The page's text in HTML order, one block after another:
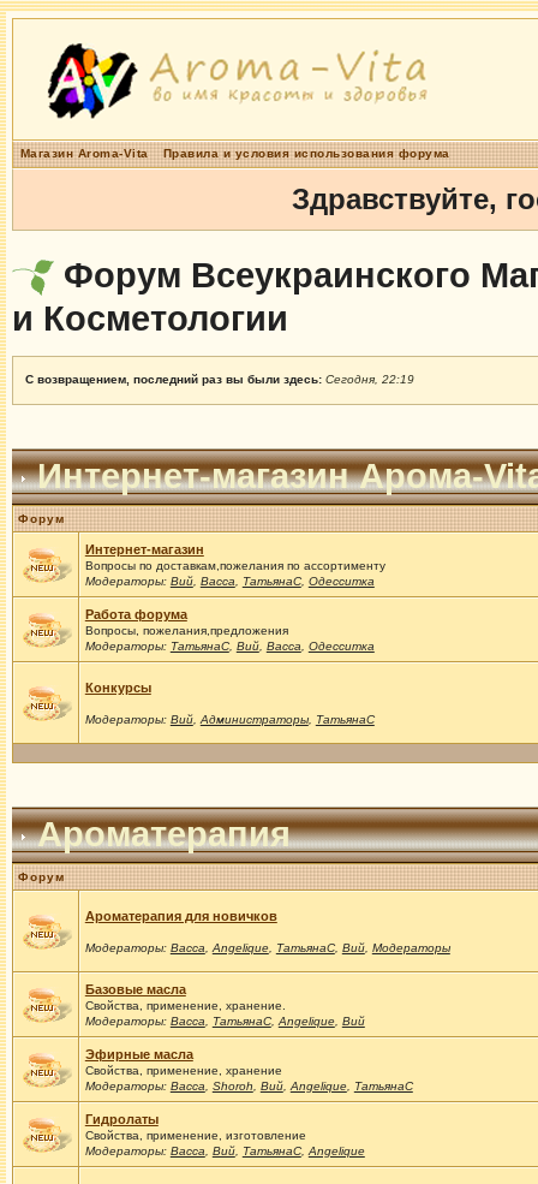
Магазин Aroma-Vita Правила и условия использования форума
Здравствуйте,
Форум Всеукраинского
и Косметологии
С возвращением, последний раз вы были здесь: Сегодня, 22:19
Интернет-магазин Арома-
Форум
Интернет-магазин
Вопросы по доставкам,пожелания по ассортименту
Модераторы: Вий, Васса ТатьянаС, Одесситка
Работа форума
Вопросы, пожелания,предложения
Модераторы: ТатьянаС, Вий, Васса Одесситка
Конкурсы
Модераторы: Вий, Администраторы, ТатьянаС
Ароматерапия
Форум
Ароматерапия для новичков
Модераторы: Васса Angelique, ТатьянаС, Вий, Модераторы
Базовые масла
Свойства, применение, хранение.
Модераторы: Васса ТатьянаС, Angelique, Вий
Эфирные масла
Свойства, применение, хранение
Модераторы: Васса Shoroh Вий, Angelique, ТатьянаС
Гидролаты
Свойства, применение, изготовление
Модераторы: Васса Вий, ТатьянаС, Angelique